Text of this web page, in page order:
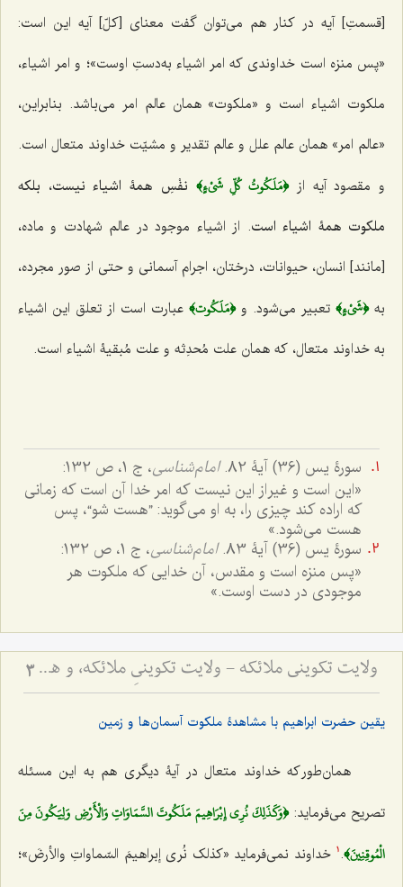
[قسمتِ] آیه در کنار هم می‌توان گفت معنای [کلّ] آیه این است:
«پس منزه است خداوندی که امر اشیاء به‌دستِ اوست»؛ و امر اشیاء،
ملکوت اشیاء است و «ملکوت» همان عالم امر می‌باشد. بنابراین،
«عالم امر» همان عالم علل و عالم تقدیر و مشیّت خداوند متعال است.
و مقصود آیه از﴿مَلَكُوتُ كُلِّ شَيْءٍ﴾ نفْسِ همۀ اشیاء نیست، بلکه
ملکوت همۀ اشیاء است. از اشیاء موجود در عالم شهادت و ماده،
[مانند] انسان، حیوانات، درختان، اجرام آسمانی و حتی از صور مجرده،
به﴿شَيْءٍ﴾ تعبیر می‌شود. و﴿مَلَكُوت﴾ عبارت است از تعلق این اشیاء
به خداوند متعال، که همان علت مُحدِثه و علت مُبقیۀ اشیاء است.
سورۀ یس (36) آیۀ 82. امام‌شناسی، ج 1، ص 132:
«این است و غیر از این نیست که امر خدا آن است که زمانی
که اراده کند چیزی را، به او می‌گوید: ”هست شو“، پس
هست می‌شود.»
سورۀ یس (36) آیۀ 83.
امام‌شناسی، ج 1، ص 132:
«پس منزه است و مقدس، آن خدایی که ملکوت هر
موجودی در دست اوست.»
ولایت تکوینی ملائکه - ولایت تکوینیِ ملائکه، و همانندیِ انسان و جن و شیطان با ملائکه، در استفاده از اسماء و صفات الهی 3
یقین حضرت ابراهیم با مشاهدۀ ملکوت آسمان‌ها و زمین
همان‌طور که خداوند متعال در آیۀ دیگری هم به این مسئله
تصریح می‌فرماید:﴿وَكَذَلِكَ نُرِي إِبْرَاهِيمَ مَلَكُوتَ السَّمَاوَاتِ وَالْأَرْضِ وَلِيَكُونَ مِنَ
الْمُوقِنِينَ﴾.
1 خداوند نمی‌فرماید «کذلک نُری إبراهیمَ السّماواتِ والأرضَ»؛